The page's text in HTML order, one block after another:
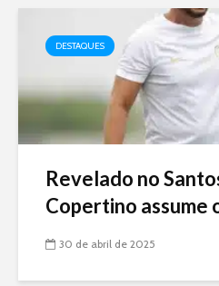
DESTAQUES
Revelado no
Copertino assume
30 de abril de 2025